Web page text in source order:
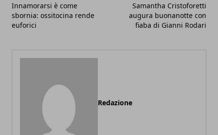
Innamorarsi è come
sbornia: ossitocina rende
euforici
Samantha Cristoforetti
augura buonanotte con
fiaba di Gianni Rodari
Redazione